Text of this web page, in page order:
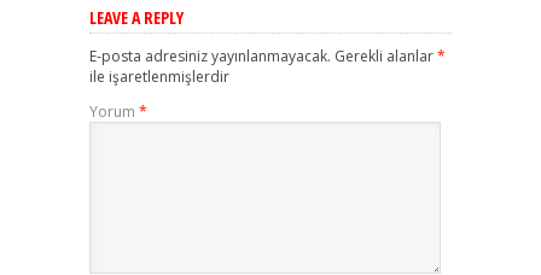
LEAVE A REPLY
E-posta adresiniz yayınlanmayacak. Gerekli alanlar*
ile işaretlenmişlerdir
Yorum *